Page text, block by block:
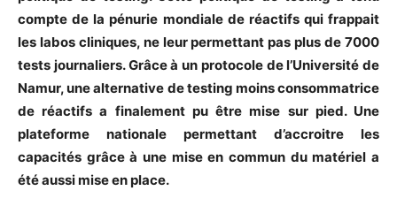
compte de la pénurie mondiale de réactifs qui frappait
les labos cliniques, ne leur permettant pas plus de 7000
tests journaliers. Grâce à un protocole de l’Université de
Namur, une alternative de testing moins consommatrice
de réactifs a finalement pu être mise sur pied. Une
plateforme nationale permettant d’accroitre les
capacités grâce à une mise en commun du matériel a
été aussi mise en place.